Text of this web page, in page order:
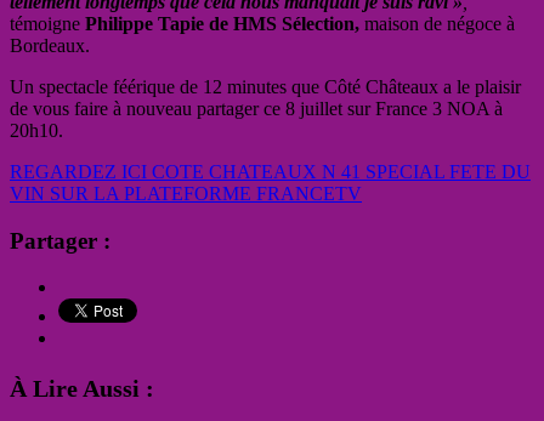
témoigne Philippe Tapie de HMS Sélection, maison de négoce à
Bordeaux.
Un spectacle féérique de 12 minutes que Côté Châteaux a le plaisir
de vous faire à nouveau partager ce 8 juillet sur France 3 NOA à
20h10.
REGARDEZ ICI COTE CHATEAUX N 41 SPECIAL FETE DU
VIN SUR LA PLATEFORME FRANCETV
Partager :
À Lire Aussi :